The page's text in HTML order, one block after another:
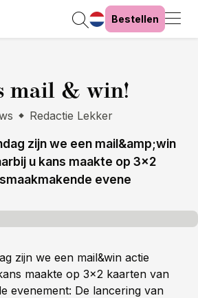
Bestellen
mail & win!
Redactie Lekker
zijn we een mail&amp;win
u kans maakte op 3x2
evene
zijn we een mail&win actie
maakte op 3x2 kaarten van
evenement: De lancering van